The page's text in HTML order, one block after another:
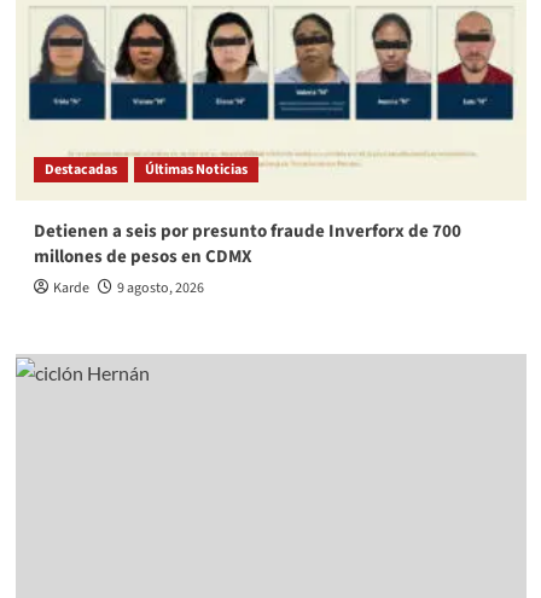
Destacadas Últimas Noticias
Detienen a seis por presunto fraude Inverforx de 700
millones de pesos en CDMX
Karde 9 agosto, 2026